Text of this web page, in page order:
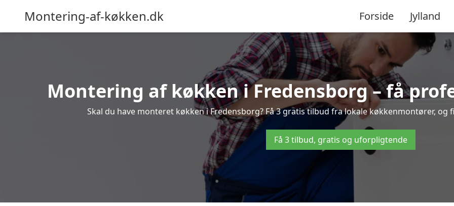
Montering-af-køkken.dk Forside Jylland
Montering af køkken i Fredensborg – få
Skal du have monteret køkken i Fredensborg? Få 3 gratis tilbud fra lokale køkkenmontører,
Få 3 tilbud, gratis og uforpligtende